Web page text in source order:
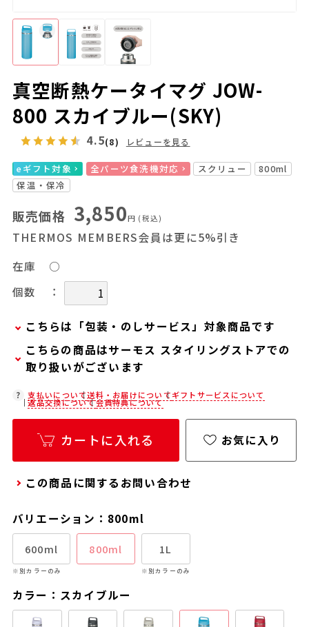
真空断熱ケータイマグ JOW-
800 スカイブルー(SKY)
4.5(8) レビューを見る
eギフト対象 全パーツ食洗機対応 スクリュー
800ml
保温・保冷
販売価格 3,850円 (税込)
THERMOS MEMBERS会員は更に5%引き
在庫
○
個数
：
こちらは「包装・のしサービス」対象商品です
弊社での包装・のしを希望される場合は、商品を
カートに入れた後に「会員限定のし・ラッピング
(330円/個)設定へ」ボタンからお手続きくださ
い。
「包装・のしサービス」には、手提げ袋やギフト
バッグは含まれておりません。手提げ袋やギフト
バッグを希望される場合は、以下よりご購入をお
願いいたします。
こちらの商品はサーモス スタイリングストアでの
取り扱いがございます
在庫状況につきましては、各店舗までお電話にて
ご確認ください。
店舗紹介ページ
支払いについて送料・お届けについてギフトサービスについて
返品交換について会員特典について
カートに入れる お気に入り
この商品に関するお問い合わせ
バリエーション：800ml
600ml
※別カラーのみ
800ml 1L
※別カラーのみ
カラー：スカイブルー